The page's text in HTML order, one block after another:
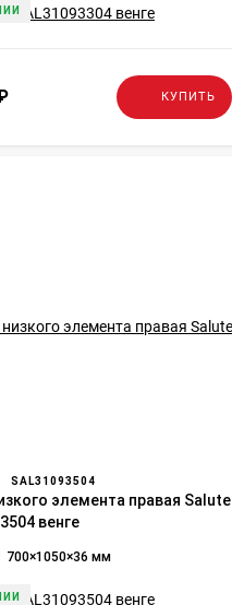
КУПИТЬ
SAL31093504
элемента правая Salute
венге
700×1050×36 мм